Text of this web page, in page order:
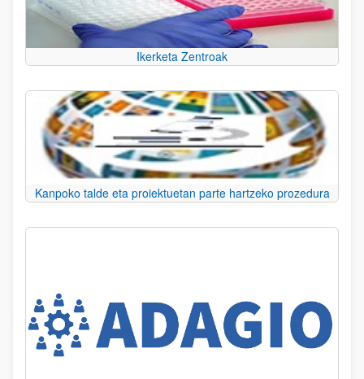
Ikerketa Zentroak
Kanpoko talde eta proiektuetan parte hartzeko prozedura